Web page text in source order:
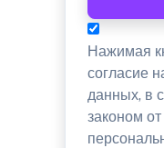
Нажимая
согласие
данных, в
законом